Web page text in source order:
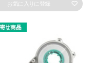
お気に入りに登録